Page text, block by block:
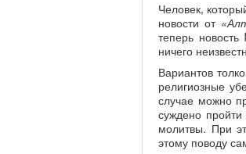
Человек,
новости от
теперь
ничего
Вариантов
религиозные
случае можно
суждено
молитвы. При
этому поводу